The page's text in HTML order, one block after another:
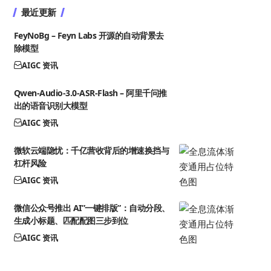
最近更新
FeyNoBg – Feyn Labs 开源的自动背景去
除模型
AIGC 资讯
Qwen-Audio-3.0-ASR-Flash – 阿里千问推
出的语音识别大模型
AIGC 资讯
微软云端隐忧：千亿营收背后的增速换挡与
杠杆风险
AIGC 资讯
微信公众号推出 AI”一键排版”：自动分段、
生成小标题、匹配配图三步到位
AIGC 资讯